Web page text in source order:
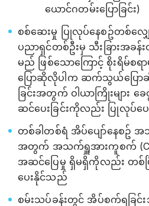
ယောင်ဂတမ်းပြောခြင်း)
စစ်ဆေးမှု ပြုလုပ်နေစဥ်တစ်လျှ
ပညာရှင်တစ်ဦးမှ သီးခြားအခန်
မည် ဖြစ်သောကြောင့် စိုးရိမ်စ
ပြောဆိုလိုပါက ဆက်သွယ်ပြော
ခြင်းအတွက် ဝါယာကြိုးများ ခေ
ဆင်ပေးခြင်းကိုလည်း ပြုလုပ်ပ
တစ်ခါတစ်ရံ အိပ်ပျော်နေစဥ်
အတွက် အသက်ရှူအားကူစက်
အဆင်ပြေမှု ရှိမရှိကိုလည်း တစ်
ပေးနိုင်သည်
စမ်းသပ်ခန်းတွင် အိပ်စက်ရခြ